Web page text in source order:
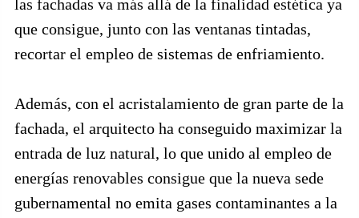
las fachadas va más allá de la finalidad estética ya
que consigue, junto con las ventanas tintadas,
recortar el empleo de sistemas de enfriamiento.
Además, con el acristalamiento de gran parte de la
fachada, el arquitecto ha conseguido maximizar la
entrada de luz natural, lo que unido al empleo de
energías renovables consigue que la nueva sede
gubernamental no emita gases contaminantes a la